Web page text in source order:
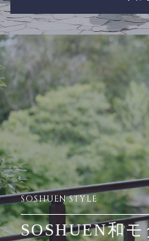
SOSHUEN STYLE
SOSHUEN和